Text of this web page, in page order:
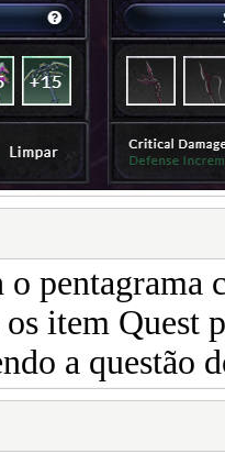
o
item Quest
a questão